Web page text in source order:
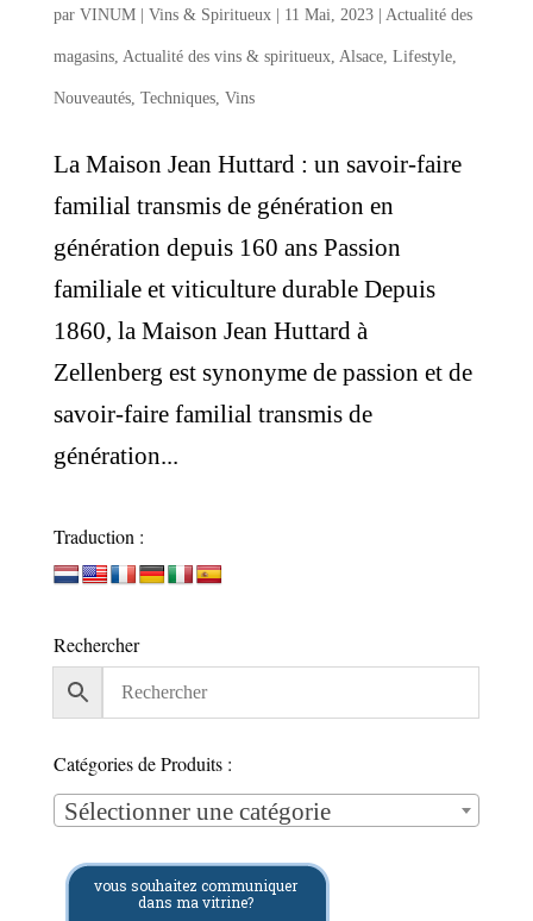
par VINUM | Vins & Spiritueux| 11 Mai, 2023| Actualité des
magasins, Actualité des vins & spiritueux, Alsace, Lifestyle,
Nouveautés, Techniques, Vins
La Maison Jean Huttard : un savoir-faire
familial transmis de génération en
génération depuis 160 ans Passion
familiale et viticulture durable Depuis
1860, la Maison Jean Huttard à
Zellenberg est synonyme de passion et de
savoir-faire familial transmis de
génération...
Traduction :
Rechercher
Catégories de Produits :
Sélectionner une catégorie
vous souhaitez communiquer
dans ma vitrine?